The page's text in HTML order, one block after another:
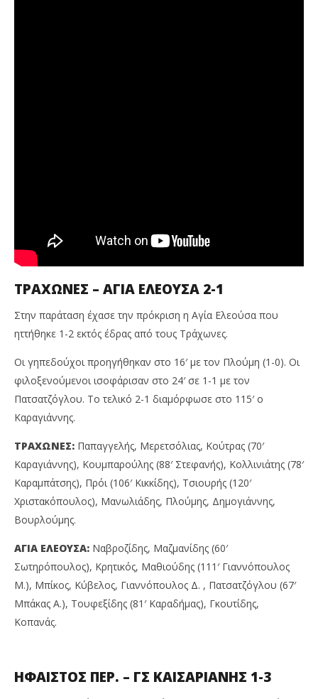
ΤΡΑΧΩΝΕΣ – ΑΓΙΑ ΕΛΕΟΥΣΑ 2-1
Στην παράταση έχασε την πρόκριση η Αγία Ελεούσα που
ηττήθηκε 1-2 εκτός έδρας από τους Τράχωνες.
Οι γηπεδούχοι προηγήθηκαν στο 16′ με τον Πλούμη (1-0). Οι
φιλοξενούμενοι ισοφάρισαν στο 24′ σε 1-1 με τον
Πατσατζόγλου. Το τελικό 2-1 διαμόρφωσε στο 115′ ο
Καραγιάννης.
ΤΡΑΧΩΝΕΣ: Παπαγγελής, Μερετσόλιας, Κούτρας (70′
Καραγιάννης), Κουμπαρούλης (88′ Στεφανής), Κολλινιάτης (78′
Καραμπάτσης), Πρόι (106′ Κικκίδης), Τσιουρής (120′
Χριστακόπουλος), Μανωλιάδης, Πλούμης, Δημογιάννης,
Βουρλούμης.
ΑΓΙΑ ΕΛΕΟΥΣΑ: Ναβροζίδης, Μαζμανίδης (60′
Σωτηρόπουλος), Κρητικός, Μαθιούδης (111′ Γιαννόπουλος
Μ.), Μπίκος, Κύβελος, Γιαννόπουλος Δ. , Πατσατζόγλου (67′
Μπάκας Α.), Τουφεξίδης (81′ Καραδήμας), Γκουτίδης,
Κοπανάς.
ΗΦΑΙΣΤΟΣ ΠΕΡ. – ΓΣ ΚΑΙΣΑΡΙΑΝΗΣ 1-3